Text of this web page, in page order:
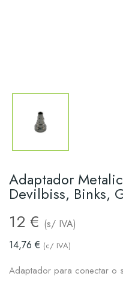
Adaptador
Devilbiss, Binks,
12 € (s/ IVA)
14,76 € (c/ IVA)
Adaptador para conectar o